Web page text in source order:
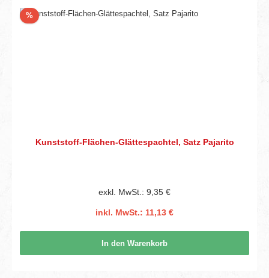
%Rabatt
Kunststoff-Flächen-Glättespachtel, Satz Pajarito
exkl. MwSt.: 9,35 €
inkl. MwSt.: 11,13 €
In den Warenkorb